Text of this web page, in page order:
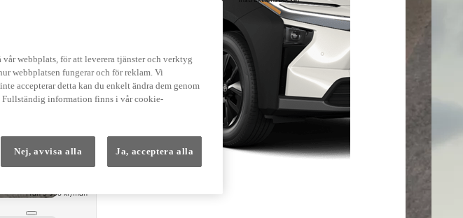
Från 3 958 kr/mån
webbplats, för att leverera tjänster och verktyg
webbplatsen fungerar och för reklam. Vi
accepterar detta kan du enkelt ändra dem genom
information finns i vår cookie-
Nej, avvisa alla Ja, acceptera alla